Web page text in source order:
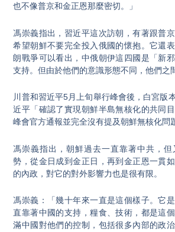
也不像普京和金正恩那麼密切。」
馮崇義指出，習近平這次訪朝，有著跟普
希望朝鮮不要完全投入俄國的懷抱。它還
朗戰爭可以看出，中俄朝伊這四國是「新
支持。但由於他們的意識形態不同，他們之
川普和習近平5月上旬舉行峰會後，白宮版
近平「確認了實現朝鮮半島無核化的共同
峰會官方通報並完全沒有提及朝鮮無核化問
馮崇義指出，朝鮮過去一直靠著中共，
勢，從金日成到金正日，再到金正恩一貫
的內政，對它的對外影響力也是很有限。
馮崇義：「幾十年來一直是這個樣子。它
直靠著中國的支持，糧食、技術，都是這
滿中國對他們的控制，包括很多內部的政